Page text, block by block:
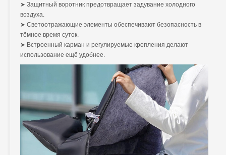
➤ Защитный воротник предотвращает задувание холодного
воздуха.
➤ Светоотражающие элементы обеспечивают безопасность в
тёмное время суток.
➤ Встроенный карман и регулируемые крепления делают
использование ещё удобнее.